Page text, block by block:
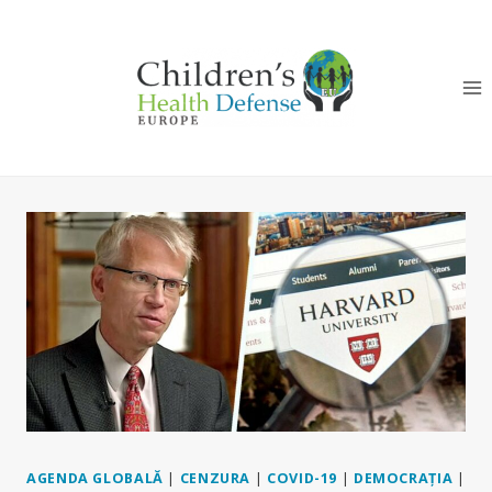
AGENDA GLOBALĂ | CENZURA | COVID-19 | DEMOCRAȚIA |